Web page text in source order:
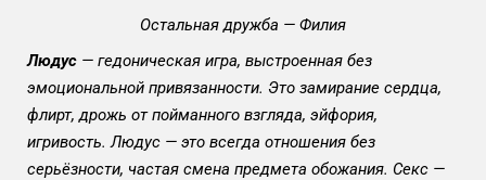
Остальная дружба — Филия
Людус — гедоническая игра, выстроенная без
эмоциональной привязанности. Это замирание сердца,
флирт, дрожь от пойманного взгляда, эйфория,
игривость. Людус — это всегда отношения без
серьёзности, частая смена предмета обожания. Секс —